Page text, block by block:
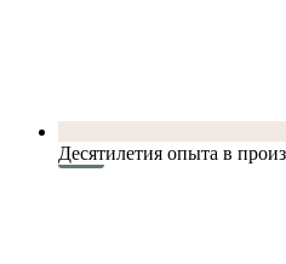
Десятилетия опыта в